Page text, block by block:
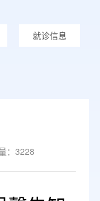
就诊信息
：3228